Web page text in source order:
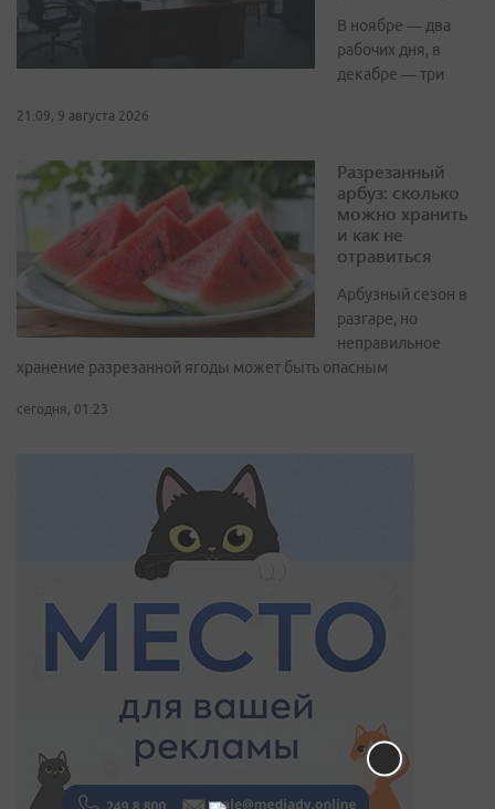
В ноябре — два
рабочих дня, в
декабре — три
21:09, 9 августа 2026
Разрезанный
арбуз: сколько
можно хранить
и как не
отравиться
Арбузный сезон в
разгаре, но
неправильное
хранение разрезанной ягоды может быть опасным
сегодня, 01:23